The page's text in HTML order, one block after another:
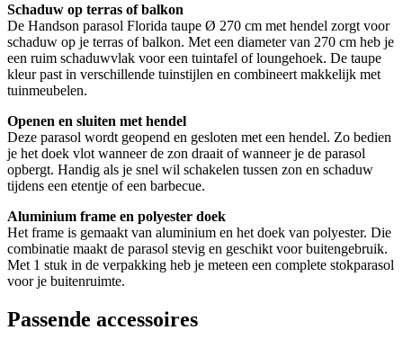
Schaduw op terras of balkon
De Handson parasol Florida taupe Ø 270 cm met hendel zorgt voor
schaduw op je terras of balkon. Met een diameter van 270 cm heb je
een ruim schaduwvlak voor een tuintafel of loungehoek. De taupe
kleur past in verschillende tuinstijlen en combineert makkelijk met
tuinmeubelen.
Openen en sluiten met hendel
Deze parasol wordt geopend en gesloten met een hendel. Zo bedien
je het doek vlot wanneer de zon draait of wanneer je de parasol
opbergt. Handig als je snel wil schakelen tussen zon en schaduw
tijdens een etentje of een barbecue.
Aluminium frame en polyester doek
Het frame is gemaakt van aluminium en het doek van polyester. Die
combinatie maakt de parasol stevig en geschikt voor buitengebruik.
Met 1 stuk in de verpakking heb je meteen een complete stokparasol
voor je buitenruimte.
Passende accessoires